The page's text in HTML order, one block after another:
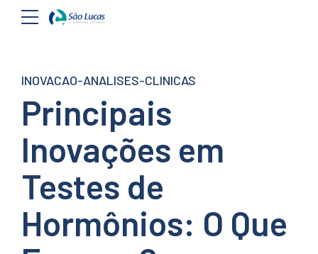
INOVACAO-ANALISES-CLINICAS
Principais
Inovações em
Testes de
Hormônios: O Que